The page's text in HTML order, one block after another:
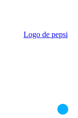
Logo de pepsi